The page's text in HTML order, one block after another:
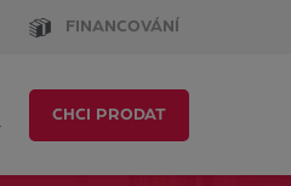
FINANCOVÁNÍ
CHCI PRODAT